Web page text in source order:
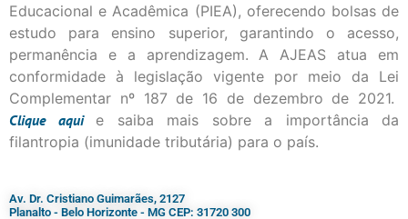
Educacional e Acadêmica (PIEA), oferecendo bolsas de
estudo para ensino superior, garantindo o acesso,
permanência e a aprendizagem. A AJEAS atua em
conformidade à legislação vigente por meio da Lei
Complementar nº 187 de 16 de dezembro de 2021.
Cliqueaqui
e saiba mais sobre a importância da
filantropia (imunidade tributária) para o país.
Av. Dr. Cristiano Guimarães, 2127
Planalto - Belo Horizonte - MG CEP: 31720 300